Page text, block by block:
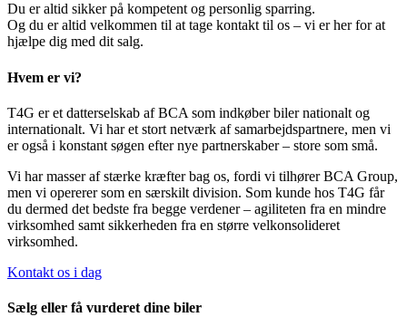
Du er altid sikker på kompetent og personlig sparring.
Og du er altid velkommen til at tage kontakt til os – vi er her for at
hjælpe dig med dit salg.
Hvem er vi?
T4G er et datterselskab af BCA som indkøber biler nationalt og
internationalt. Vi har et stort netværk af samarbejdspartnere, men vi
er også i konstant søgen efter nye partnerskaber – store som små.
Vi har masser af stærke kræfter bag os, fordi vi tilhører BCA Group,
men vi opererer som en særskilt division. Som kunde hos T4G får
du dermed det bedste fra begge verdener – agiliteten fra en mindre
virksomhed samt sikkerheden fra en større velkonsolideret
virksomhed.
Kontakt os i dag
Sælg eller få vurderet dine biler